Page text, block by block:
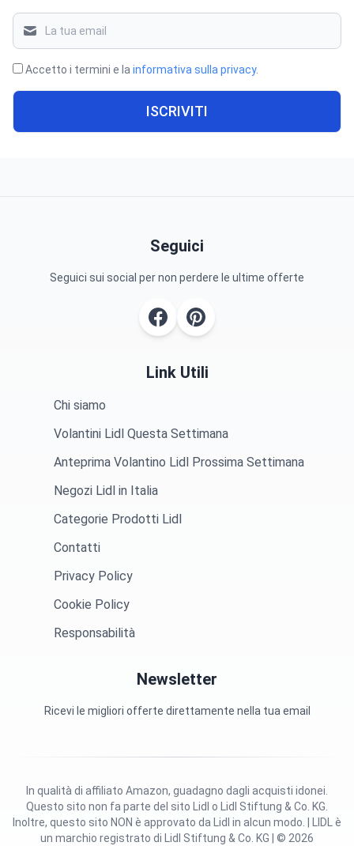
Accetto i termini e la informativa sulla privacy.
ISCRIVITI
Seguici
Seguici sui social per non perdere le ultime offerte
Link Utili
Chi siamo
Volantini Lidl Questa Settimana
Anteprima Volantino Lidl Prossima Settimana
Negozi Lidl in Italia
Categorie Prodotti Lidl
Contatti
Privacy Policy
Cookie Policy
Responsabilità
Newsletter
Ricevi le migliori offerte direttamente nella tua email
Questo sito non fa parte del sito Lidl o Lidl Stiftung & Co. KG.
Inoltre, questo sito NON è approvato da Lidl in alcun modo. | LIDL è
un marchio registrato di Lidl Stiftung & Co. KG | © 2026
In qualità di affiliato Amazon, guadagno dagli acquisti idonei.